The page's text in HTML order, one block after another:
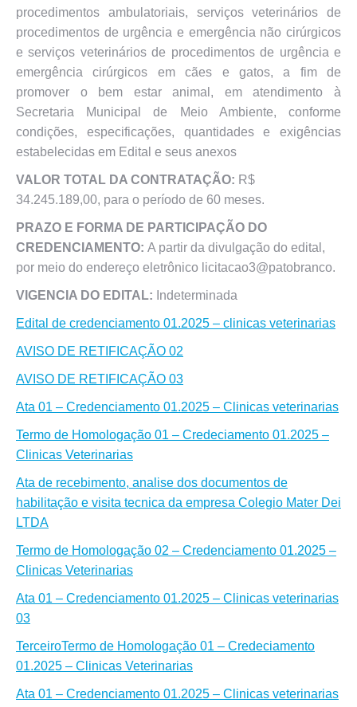
procedimentos ambulatoriais, serviços veterinários de
procedimentos de urgência e emergência não cirúrgicos
e serviços veterinários de procedimentos de urgência e
emergência cirúrgicos em cães e gatos, a fim de
promover o bem estar animal, em atendimento à
Secretaria Municipal de Meio Ambiente, conforme
condições, especificações, quantidades e exigências
estabelecidas em Edital e seus anexos
VALOR TOTAL DA CONTRATAÇÃO: R$
34.245.189,00, para o período de 60 meses.
PRAZO E FORMA DE PARTICIPAÇÃO DO
CREDENCIAMENTO: A partir da divulgação do edital,
por meio do endereço eletrônico licitacao3@patobranco.
VIGENCIA DO EDITAL: Indeterminada
Edital de credenciamento 01.2025 – clinicas veterinarias
AVISO DE RETIFICAÇÃO 02
AVISO DE RETIFICAÇÃO 03
Ata 01 – Credenciamento 01.2025 – Clinicas veterinarias
Termo de Homologação 01 – Credeciamento 01.2025 –
Clinicas Veterinarias
Ata de recebimento, analise dos documentos de
habilitação e visita tecnica da empresa Colegio Mater Dei
LTDA
Termo de Homologação 02 – Credenciamento 01.2025 –
Clinicas Veterinarias
Ata 01 – Credenciamento 01.2025 – Clinicas veterinarias
03
TerceiroTermo de Homologação 01 – Credeciamento
01.2025 – Clinicas Veterinarias
Ata 01 – Credenciamento 01.2025 – Clinicas veterinarias